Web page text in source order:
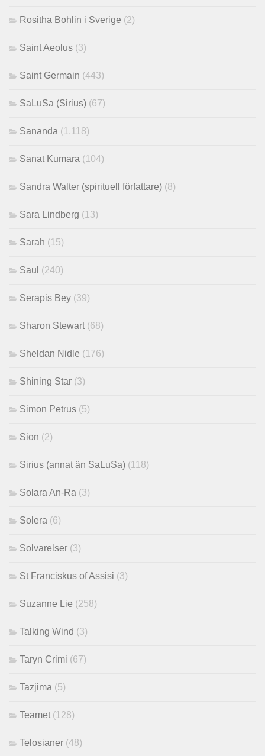
Rositha Bohlin i Sverige (2)
Saint Aeolus (3)
Saint Germain (443)
SaLuSa (Sirius) (67)
Sananda (1,118)
Sanat Kumara (104)
Sandra Walter (spirituell författare) (8)
Sara Lindberg (13)
Sarah (15)
Saul (240)
Serapis Bey (39)
Sharon Stewart (68)
Sheldan Nidle (176)
Shining Star (3)
Simon Petrus (5)
Sion (2)
Sirius (annat än SaLuSa) (118)
Solara An-Ra (3)
Solera (6)
Solvarelser (3)
St Franciskus of Assisi (3)
Suzanne Lie (258)
Talking Wind (3)
Taryn Crimi (67)
Tazjima (5)
Teamet (128)
Telosianer (48)